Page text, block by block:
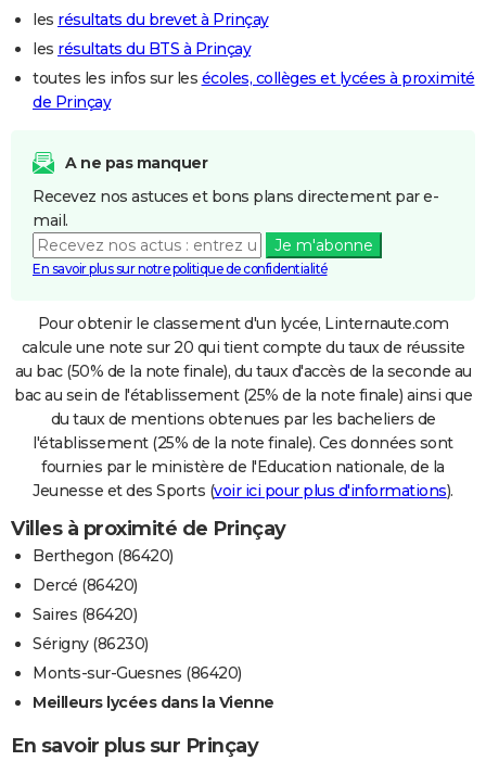
les résultats du brevet à Prinçay
les résultats du BTS à Prinçay
toutes les infos sur les écoles, collèges et lycées à proximité
de Prinçay
A ne pas manquer
Recevez nos astuces et bons plans directement par e-
mail.
Je m'abonne
En savoir plus sur notre politique de confidentialité
Pour obtenir le classement d'un lycée, Linternaute.com
calcule une note sur 20 qui tient compte du taux de réussite
au bac (50% de la note finale), du taux d'accès de la seconde au
bac au sein de l'établissement (25% de la note finale) ainsi que
du taux de mentions obtenues par les bacheliers de
l'établissement (25% de la note finale). Ces données sont
fournies par le ministère de l'Education nationale, de la
Jeunesse et des Sports (voir ici pour plus d'informations).
Villes à proximité de Prinçay
Berthegon (86420)
Dercé (86420)
Saires (86420)
Sérigny (86230)
Monts-sur-Guesnes (86420)
Meilleurs lycées dans la Vienne
En savoir plus sur Prinçay